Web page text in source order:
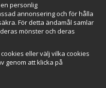
personlig
annonsering och för hålla
För detta ändamål samlar
mönster och deras
eller välj vilka cookies
genom att klicka på